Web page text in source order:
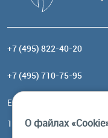
+7 (495) 822-40-20
+7 (495) 710-75-95
Email:
117485, Москва, ул.
О файлах